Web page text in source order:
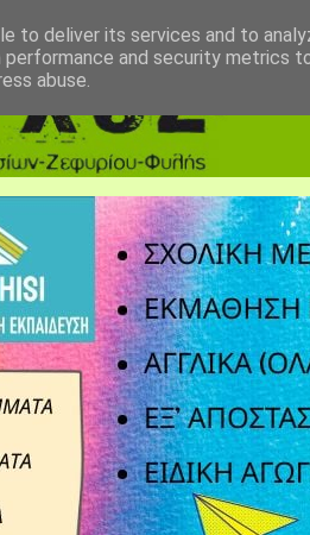
to deliver its services and to
and security metrics
abuse.